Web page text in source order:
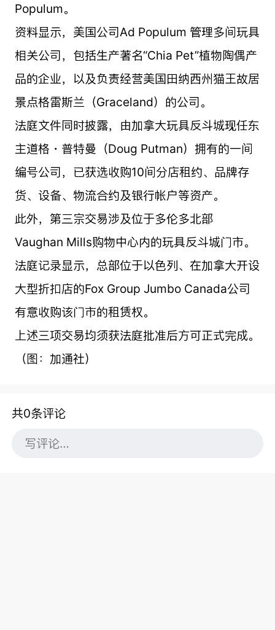
Populum。
资料显示，美国公司Ad Populum 管理多间玩具
相关公司，包括生产著名“Chia Pet”植物陶偶产
品的企业，以及负责经营美国田纳西州猫王故居
景点格雷斯兰（Graceland）的公司。
法庭文件同时披露，由加拿大玩具反斗城现任东
主道格・普特曼（Doug Putman）拥有的一间
编号公司，已获选收购10间分店租约、品牌存
货、设备、物流合约及银行帐户等资产。
此外，第三宗交易涉及位于多伦多北部
Vaughan Mills购物中心内的玩具反斗城门市。
法庭记录显示，总部位于以色列、在加拿大开设
大型折扣店的Fox Group Jumbo Canada公司
有意收购该门市的租赁权。
上述三项交易均须获法庭批准后方可正式完成。
（图：加通社）
共0条评论